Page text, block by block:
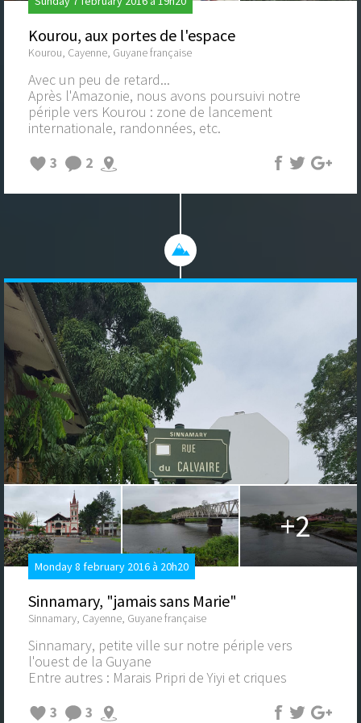
Kourou, aux portes de l'espace
Kourou, Cayenne, Guyane française
Avec un peu de retard...
Après l'Amazonie, nous avons poursuivi notre
périple vers Kourou : zone de lancement
internationale, randonnées, etc.
3
2
+2
Monday 8 february 2016 à 20h20
Sinnamary, "jamais sans Marie"
Sinnamary, Cayenne, Guyane française
Sinnamary, petite ville sur notre périple vers
l'ouest de la Guyane
Entre autres : Marais Pripri de Yiyi et criques
3
3